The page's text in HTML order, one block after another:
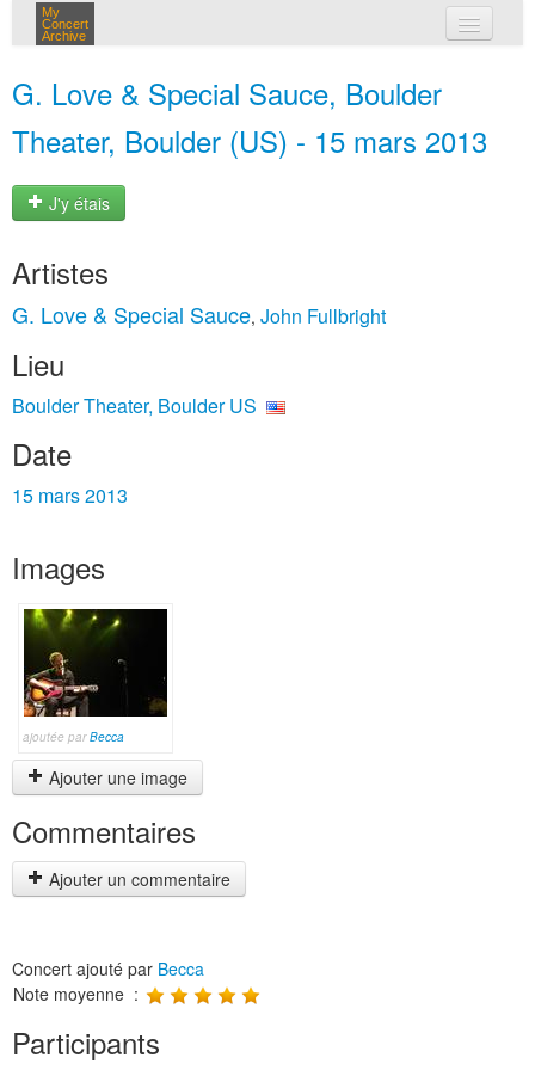
My
Concert
Archive
G. Love & Special Sauce, Boulder
Theater, Boulder (US) - 15 mars 2013
J'y étais
Artistes
G. Love & Special Sauce, John Fullbright
Lieu
Boulder Theater, Boulder US
Date
15 mars 2013
Images
ajoutée parBecca
Ajouter une image
Commentaires
Ajouter un commentaire
Concert ajouté par Becca
Note moyenne :
Participants